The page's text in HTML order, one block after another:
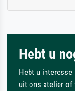
Hebt u
Hebt u interesse
uit ons atelier of